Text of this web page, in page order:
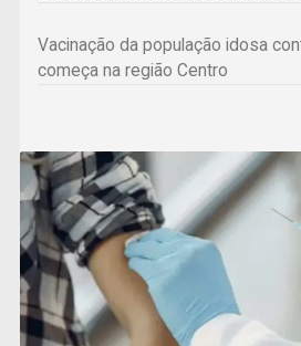
Vacinação da população idosa
começa na região Centro